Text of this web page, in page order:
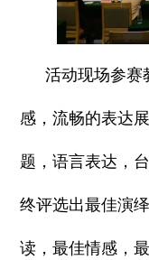
活动现场参赛
感，流畅的表达
题，语言表达，
终评选出最佳演
读，最佳情感，